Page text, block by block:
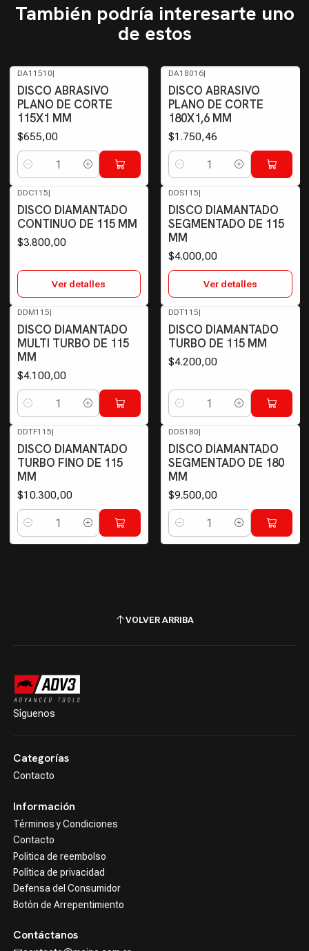
También podría interesarte uno
de estos
DA11510|
DISCO ABRASIVO
PLANO DE CORTE
115X1 MM
$655,00
Cantidad
DA18016|
DISCO ABRASIVO
PLANO DE CORTE
180X1,6 MM
$1.750,46
Cantidad
Agotado
DDC115|
DISCO DIAMANTADO
CONTINUO DE 115 MM
$3.800,00
Ver detalles
Agotado
DDS115|
DISCO DIAMANTADO
SEGMENTADO DE 115
MM
$4.000,00
Ver detalles
DDM115|
DISCO DIAMANTADO
MULTI TURBO DE 115
MM
$4.100,00
Cantidad
DDT115|
DISCO DIAMANTADO
TURBO DE 115 MM
$4.200,00
Cantidad
DDTF115|
DISCO DIAMANTADO
TURBO FINO DE 115
MM
$10.300,00
Cantidad
DDS180|
DISCO DIAMANTADO
SEGMENTADO DE 180
MM
$9.500,00
Cantidad
VOLVER ARRIBA
Síguenos
Categorías
Contacto
Información
Términos y Condiciones
Contacto
Politica de reembolso
Política de privacidad
Defensa del Consumidor
Botón de Arrepentimiento
Contáctanos